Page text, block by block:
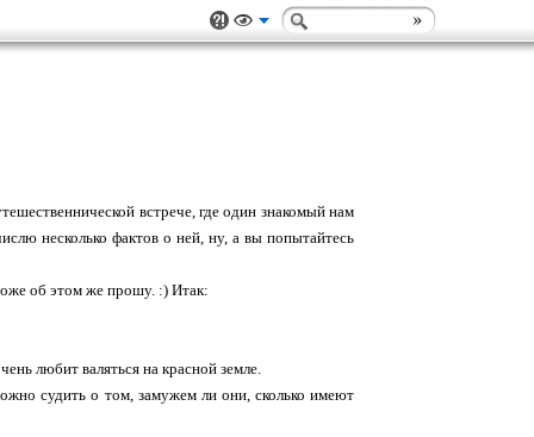
встрече, где один знакомый нам
несколько фактов о ней, ну, а вы попытайтесь
об этом же прошу. :) Итак:
любит валяться на красной земле.
судить о том, замужем ли они, сколько имеют